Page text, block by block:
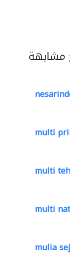
مشابهة
multi
multi
multi
mulia